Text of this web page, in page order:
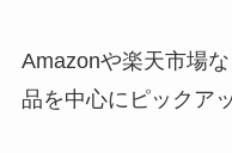
Amazonや楽天市場
品を中心にピックア